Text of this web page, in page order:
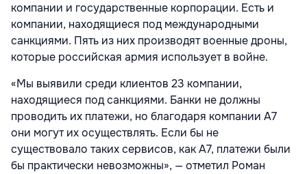
компании и государственные корпорации. Есть и
компании, находящиеся под международными
санкциями. Пять из них производят военные дроны,
которые российская армия использует в войне.
«Мы выявили среди клиентов 23 компании,
находящиеся под санкциями. Банки не должны
проводить их платежи, но благодаря компании A7
они могут их осуществлять. Если бы не
существовало таких сервисов, как A7, платежи были
бы практически невозможны», — отметил Роман